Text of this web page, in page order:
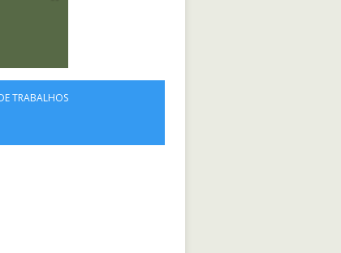
TRABALHOS